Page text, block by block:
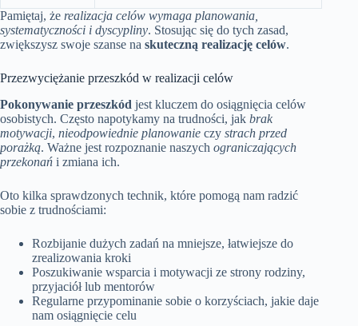
Pamiętaj, że realizacja celów wymaga planowania,
systematyczności i dyscypliny. Stosując się do tych zasad,
zwiększysz swoje szanse na skuteczną realizację celów.
Przezwyciężanie przeszkód w realizacji celów
Pokonywanie przeszkód jest kluczem do osiągnięcia celów
osobistych. Często napotykamy na trudności, jak brak
motywacji, nieodpowiednie planowanie czy strach przed
porażką. Ważne jest rozpoznanie naszych ograniczających
przekonań i zmiana ich.
Oto kilka sprawdzonych technik, które pomogą nam radzić
sobie z trudnościami:
Rozbijanie dużych zadań na mniejsze, łatwiejsze do
zrealizowania kroki
Poszukiwanie wsparcia i motywacji ze strony rodziny,
przyjaciół lub mentorów
Regularne przypominanie sobie o korzyściach, jakie daje
nam osiągnięcie celu